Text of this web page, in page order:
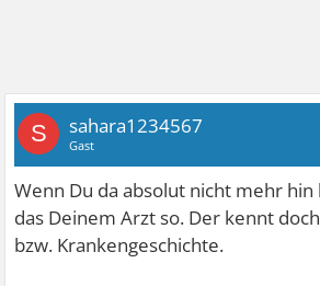
S sahara1234567
Gast
Wenn Du da absolut nicht mehr hin
das Deinem Arzt so. Der kennt
bzw. Krankengeschichte.